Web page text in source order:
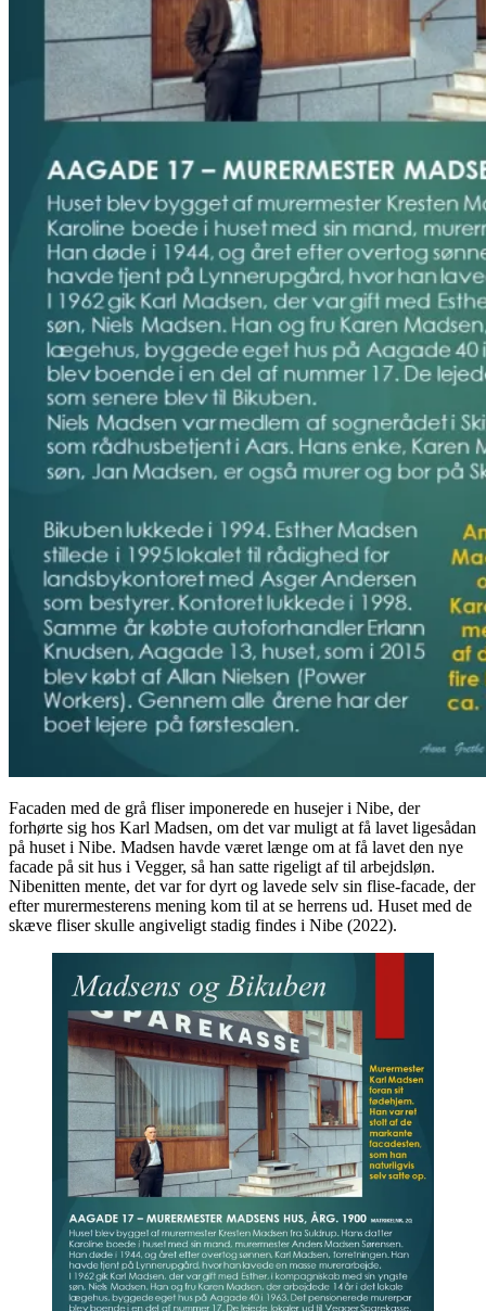
Facaden med de grå fliser imponerede en husejer i Nibe, der
forhørte sig hos Karl Madsen, om det var muligt at få lavet ligesådan
på huset i Nibe. Madsen havde været længe om at få lavet den nye
facade på sit hus i Vegger, så han satte rigeligt af til arbejdsløn.
Nibenitten mente, det var for dyrt og lavede selv sin flise-facade, der
efter murermesterens mening kom til at se herrens ud. Huset med de
skæve fliser skulle angiveligt stadig findes i Nibe (2022).